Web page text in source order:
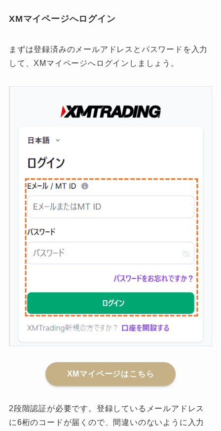
XMマイページへログイン
まずは登録済みのメールアドレスとパスワードを入力
して、XMマイページへログインしましょう。
XMマイページはこちら
2段階認証が必要です。登録しているメールアドレス
に6桁のコードが届くので、間違いのないように入力